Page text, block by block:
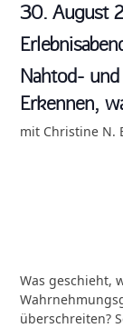
30. August
Nahtod-
Erkennen,
mit Christine N.
Was geschieht,
überschreiten?